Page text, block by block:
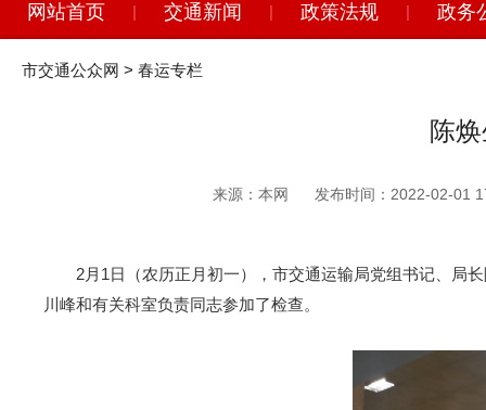
网站首页 | 交通新闻 | 政策法规 | 政务
智能问答
市交通公众网 > 春运专栏
陈
来源：本网 发布时间：2022-02-01
2月1日（农历正月初一），市交通运输局党组书记、局长
川峰和有关科室负责同志参加了检查。